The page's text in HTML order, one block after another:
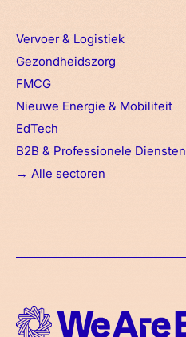
Vervoer & Logistiek
Gezondheidszorg
FMCG
Nieuwe Energie & Mobiliteit
EdTech
B2B & Professionele Diensten
→ Alle sectoren